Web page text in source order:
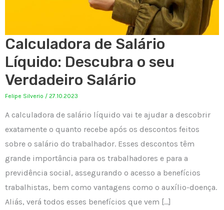
Calculadora de Salário
Líquido: Descubra o seu
Verdadeiro Salário
Felipe Silverio / 27.10.2023
A calculadora de salário líquido vai te ajudar a descobrir
exatamente o quanto recebe após os descontos feitos
sobre o salário do trabalhador. Esses descontos têm
grande importância para os trabalhadores e para a
previdência social, assegurando o acesso a benefícios
trabalhistas, bem como vantagens como o auxílio-doença.
Aliás, verá todos esses benefícios que vem […]